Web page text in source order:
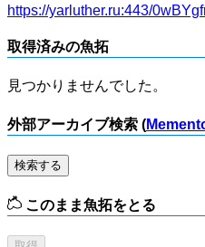
https://yarluther.ru:443/
取得済みの魚拓
見つかりませんでした。
外部アーカイブ検索 (
検索する
このまま魚拓をとる